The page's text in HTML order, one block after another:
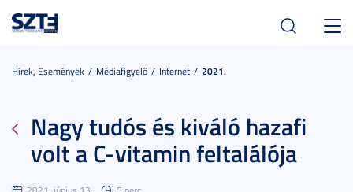
Hírek, Események Médiafigyelő Internet 2021.
Nagy tudós és kiváló hazafi
volt a C-vitamin feltalálója